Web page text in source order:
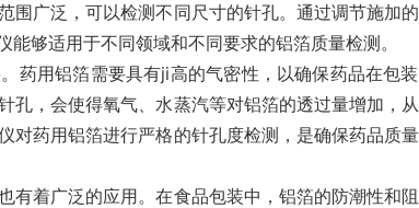
广泛，可以检测不同尺寸的针孔。通过调节施加
够适用于不同领域和不同要求的铝箔质量检测。
药用铝箔需要具有ji高的气密性，以确保药品在包
，会使得氧气、水蒸汽等对铝箔的透过量增加，
对药用铝箔进行严格的针孔度检测，是确保药品质
有着广泛的应用。在食品包装中，铝箔的防潮性和